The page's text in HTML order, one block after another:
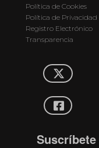
Política de Cookies
Política de Privacidad
Registro Electrónico
Transparencia